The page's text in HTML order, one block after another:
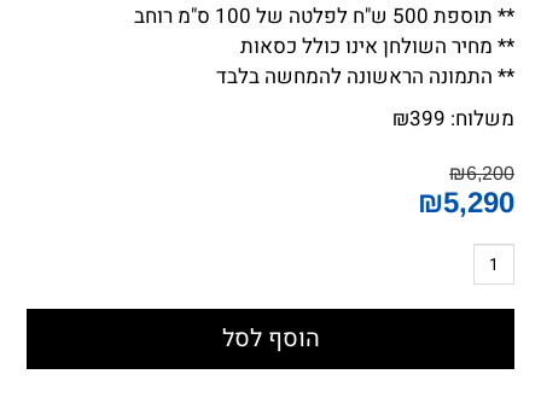
** תוספת 500 ש"ח לפלטה של 100 ס"מ רוחב
** מחיר השולחן אינו כולל כסאות
** התמונה הראשונה להמחשה בלבד
משלוח:
₪399
₪6,200
₪5,290
הוסף לסל